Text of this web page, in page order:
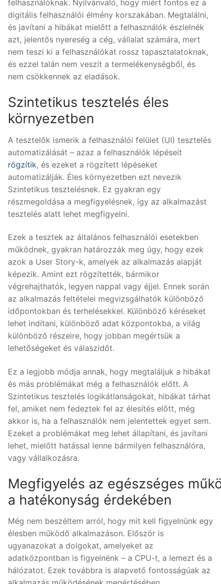
felhasználóknak. Nyilvánvaló, hogy miért fontos ez a
digitális felhasználói élmény korszakában. Megtalálni,
és javítani a hibákat mielőtt a felhasználók észlelnék
azt, jelentős nyereség a cég, vállalat számára, mert
nem teszi ki a felhasználókat rossz tapasztalatoknak,
és ezzel talán nem veszít a termelékenységből, és
nem csökkennek az eladások.
Szintetikus tesztelés éles
környezetben
A tesztelők ismerik a felhasználói felület (UI) tesztelés
automatizálását – azaz a felhasználók lépéseit
rögzítik, és ezeket a rögzített lépéseket
automatizálják. Éles környezetben ezt nevezik
Szintetikus tesztelésnek. Ez gyakran egy
részmegoldása a megfigyelésnek, így az alkalmazást
tesztelés alatt lehet megfigyelni.
Ezek a tesztek az általános felhasználói esetekben
működnek, gyakran határozzák meg úgy, hogy ezek
azok a User Story-k, amelyek az alkalmazás alapját
képezik. Amint ezt rögzítették, bármikor
végrehajthatók, legyen nappal vagy éjjel. Ennek során
az alkalmazás feltételei megvizsgálhatók különböző
időpontokban és terhelésekkel. Különböző kéréseket
lehet indítani, különböző adat központokba, a világ
különböző részeire, hogy jobban megértsük a
lehetőségeket és válaszidőt.
Ez a legjobb módja annak, hogy megtaláljuk a hibákat
és más problémákat még a felhasználók előtt. A
Szintetikus tesztelés logikátlanságokat, hibákat tárhat
fel, amiket nem fedeztek fel az élesítés előtt, még
akkor is, ha a felhasználók nem jelentettek egyet sem.
Ezeket a problémákat meg lehet állapítani, és javítani
lehet, mielőtt hatással lenne bármilyen felhasználóra,
vagy vállalkozásra.
Megfigyelés az egészséges
a hatékonyság érdekében
Még nem beszéltem arról, hogy mit kell figyelnünk egy
élesben működő alkalmazáson. Először is
ugyanazokat a dolgokat, amelyeket az
adatközpontban is figyelnénk – a CPU-t, a lemezt és a
hálózatot. Ezek továbbra is alapvető fontosságúak az